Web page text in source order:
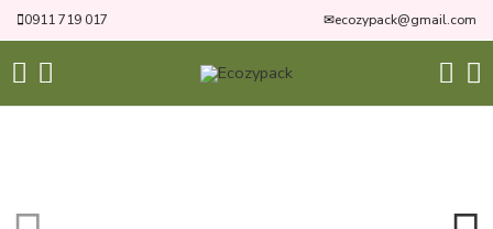
0911 719 017 ✉ecozypack@gmail.com